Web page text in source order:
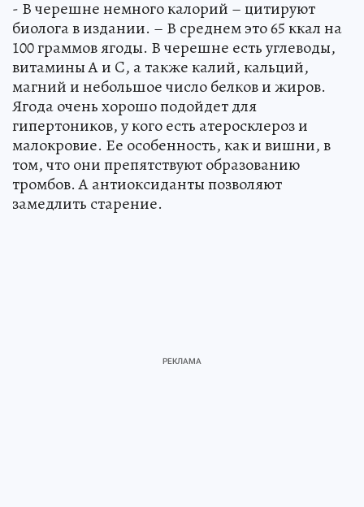
- В черешне немного калорий – цитируют
биолога в издании. – В среднем это 65 ккал на
100 граммов ягоды. В черешне есть углеводы,
витамины А и C, а также калий, кальций,
магний и небольшое число белков и жиров.
Ягода очень хорошо подойдет для
гипертоников, у кого есть атеросклероз и
малокровие. Ее особенность, как и вишни, в
том, что они препятствуют образованию
тромбов. А антиоксиданты позволяют
замедлить старение.